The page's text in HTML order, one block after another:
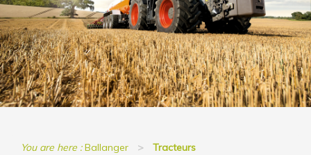
CONTACT
You are here :Ballanger Tracteurs